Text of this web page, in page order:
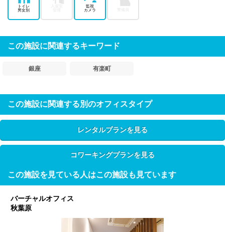
トイレ
男女別
監視
カメラ
この施設に関連するキーワード
銀座 有楽町
この施設に関連する別のオフィスタイプ
レンタルプランを見る
コワーキングプランを見る
この施設を見ている人はこの施設も見ています
バーチャルオフィス
秋葉原